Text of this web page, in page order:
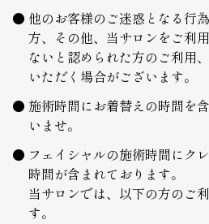
他のお客様のご迷惑となる行
方、その他、当サロンをご利
ないと認められた方のご利用
いただく場合がございます。
施術時間にお着替えの時間を
いませ。
フェイシャルの施術時間にク
時間が含まれております。
当サロンでは、以下の方のご
す。